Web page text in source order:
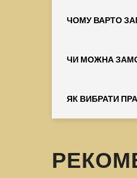
ЧОМУ ВАРТО
ЧИ МОЖНА
ЯК ВИБРАТИ